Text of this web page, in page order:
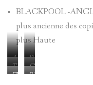
BLACKPOOL -
plus ancienne des
plus Haute
AUSTINSUCRE
TEGUCILGAPA
GENTING
FES
BLACKPOOL